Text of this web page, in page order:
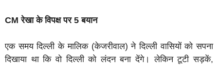
CM रेखा के विपक्ष पर 5 बयान
एक समय दिल्ली के मालिक (केजरीवाल) ने दिल्ली वासियों को सपना
दिखाया था कि वो दिल्ली को लंदन बना देंगे। लेकिन टूटी सड़कें,